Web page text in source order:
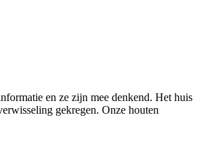
en ze zijn mee denkend. Het huis
gekregen. Onze houten